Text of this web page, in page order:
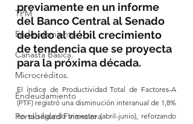
TPM
Endeudamiento
Canasta Básica.
Microcréditos.
Endeudamiento
Portabilidad Financiera
previamente en un informe
del Banco Central al Senado
debido al débil crecimiento
de tendencia que se proyecta
para la próxima década.
El índice de Productividad Total de Factores-A
(PTF) registró una disminución interanual de 1,8%
en el segundo trimestre (abril-junio), reforzando